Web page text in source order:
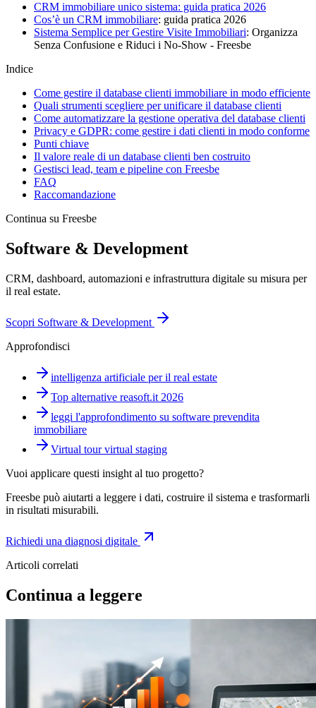
CRM immobiliare unico sistema: guida pratica 2026
Cos’è un CRM immobiliare: guida pratica 2026
Sistema Semplice perGestire Visite Immobiliari: Organizza
Senza Confusione e Riduci i No-Show - Freesbe
Indice
Come gestire il database clienti immobiliare in modo efficiente
Quali strumenti scegliere per unificare il database clienti
Come automatizzare la gestione operativa del database clienti
Privacy e GDPR: come gestire i dati clienti in modo conforme
Punti chiave
Il valore reale di un database clienti ben costruito
Gestisci lead, team e pipeline con Freesbe
FAQ
Raccomandazione
Continua su Freesbe
Software & Development
CRM, dashboard, automazioni e infrastruttura digitale su misura per
il real estate.
Scopri Software & Development
Approfondisci
intelligenza artificiale per il real estate
Top alternative reasoft.it 2026
leggi l'approfondimento su software prevendita
immobiliare
Virtual tour virtual staging
Vuoi applicare questi insight al tuo progetto?
Freesbe può aiutarti a leggere i dati, costruire il sistema e trasformarli
in risultati misurabili.
Richiedi una diagnosi digitale
Articoli correlati
Continua a leggere